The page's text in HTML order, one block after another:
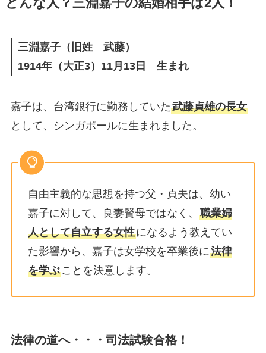
どんな人？三淵嘉子の結婚相手は2人！
三淵嘉子（旧姓 武藤）
1914年（大正3）11月13日 生まれ
嘉子は、台湾銀行に勤務していた武藤貞雄の長女
として、シンガポールに生まれました。
自由主義的な思想を持つ父・貞夫は、幼い
嘉子に対して、良妻賢母ではなく、 職業婦
人として自立する女性になるよう教えてい
た影響から、嘉子は女学校を卒業後に法律
を学ぶことを決意します。
法律の道へ・・・司法試験合格！